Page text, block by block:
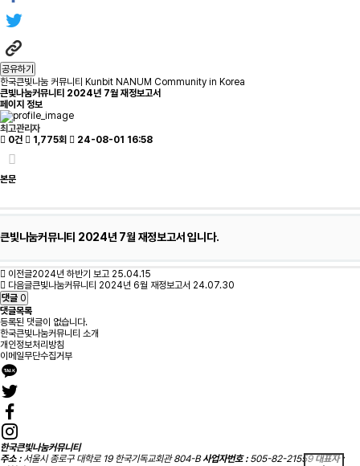
공유하기
한국큰빛나눔 커뮤니티 Kunbit NANUM Community in Korea
큰빛나눔커뮤니티 2024년 7월 재정보고서
페이지 정보
최고관리자
0건
1,775회 24-08-01 16:58
본문
큰빛나눔커뮤니티 2024년 7월 재정보고서 입니다.
이전글2024년 하반기 보고 25.04.15
다음글큰빛나눔커뮤니티 2024년 6월 재정보고서 24.07.30
댓글 0
댓글목록
등록된 댓글이 없습니다.
한국큰빛나눔커뮤니티 소개
개인정보처리방침
이메일무단수집거부
한국큰빛나눔커뮤니티
주소 : 서울시 종로구 대학로 19 한국기독교회관 804-B 사업자번호 : 505-82-21559 대표자 :